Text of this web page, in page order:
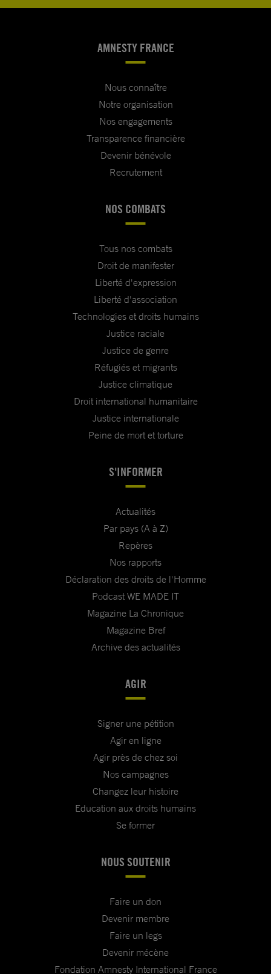
AMNESTY FRANCE
Nous connaître
Notre organisation
Nos engagements
Transparence financière
Devenir bénévole
Recrutement
NOS COMBATS
Tous nos combats
Droit de manifester
Liberté d'expression
Liberté d'association
Technologies et droits humains
Justice raciale
Justice de genre
Réfugiés et migrants
Justice climatique
Droit international humanitaire
Justice internationale
Peine de mort et torture
S'INFORMER
Actualités
Par pays (A à Z)
Repères
Nos rapports
Déclaration des droits de l'Homme
Podcast WE MADE IT
Magazine La Chronique
Magazine Bref
Archive des actualités
AGIR
Signer une pétition
Agir en ligne
Agir près de chez soi
Nos campagnes
Changez leur histoire
Education aux droits humains
Se former
NOUS SOUTENIR
Faire un don
Devenir membre
Faire un legs
Devenir mécène
Fondation Amnesty International France